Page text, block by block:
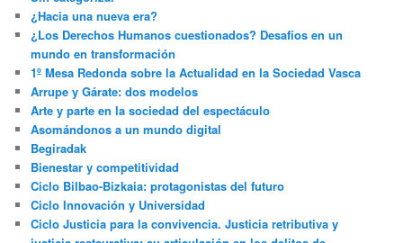
¿Hacia una nueva era?
¿Los Derechos Humanos cuestionados? Desafíos en un
mundo en transformación
1º Mesa Redonda sobre la Actualidad en la Sociedad Vasca
Arrupe y Gárate: dos modelos
Arte y parte en la sociedad del espectáculo
Asomándonos a un mundo digital
Begiradak
Bienestar y competitividad
Ciclo Bilbao-Bizkaia: protagonistas del futuro
Ciclo Innovación y Universidad
Ciclo Justicia para la convivencia. Justicia retributiva y